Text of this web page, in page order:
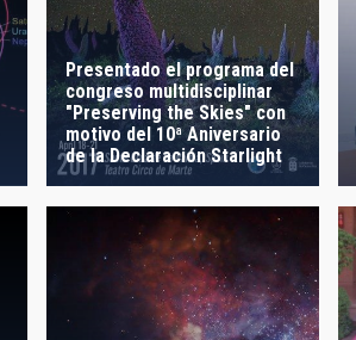
SORT BY
Presentado el programa del
congreso multidisciplinar
"Preserving the Skies" con
motivo del 10ª Aniversario
de la Declaración Starlight